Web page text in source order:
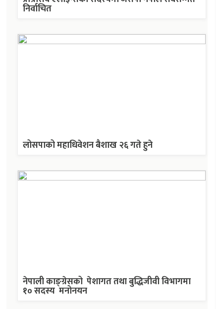
निर्वाचित
लोसपाको महाधिवेशन बैशाख २६ गते हुने
नेपाली काङ्ग्रेसको पेशागत तथा बुद्धिजीवी विभागमा
१० सदस्य मनोनयन